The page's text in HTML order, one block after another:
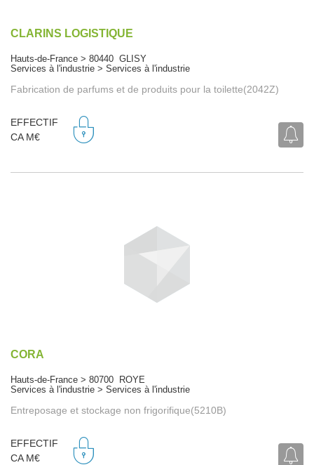
CLARINS LOGISTIQUE
Hauts-de-France > 80440 GLISY
Services à l'industrie > Services à l'industrie
Fabrication de parfums et de produits pour la toilette(2042Z)
EFFECTIF
CA M€
CORA
Hauts-de-France > 80700 ROYE
Services à l'industrie > Services à l'industrie
Entreposage et stockage non frigorifique(5210B)
EFFECTIF
CA M€